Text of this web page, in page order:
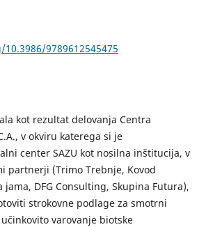
9789612545475
kot rezultat delovanja Centra
v okviru katerega si je
center SAZU kot nosilna inštitucija, v
partnerji (Trimo Trebnje, Kovod
jama, DFG Consulting, Skupina Futura),
strokovne podlage za smotrni
varovanje biotske